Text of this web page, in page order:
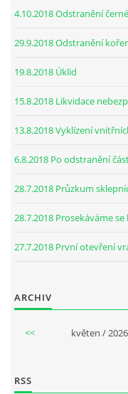
4.10.2018 Odstranění
29.9.2018 Odstranění
19.8.2018 Úklid
15.8.2018 Likvidace
13.8.2018 Vyklízení
6.8.2018 Po odstranění
28.7.2018 Průzkum
28.7.2018 Prosekáváme
27.7.2018 První otevření
ARCHIV
<< květen / 2026
RSS